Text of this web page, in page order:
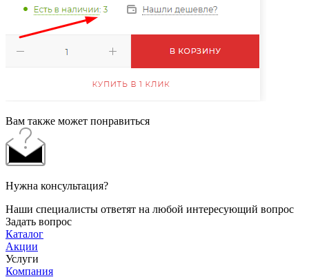
Вам также может понравиться
Нужна консультация?
Наши специалисты ответят на любой интересующий вопрос
Задать вопрос
Каталог
Акции
Услуги
Компания